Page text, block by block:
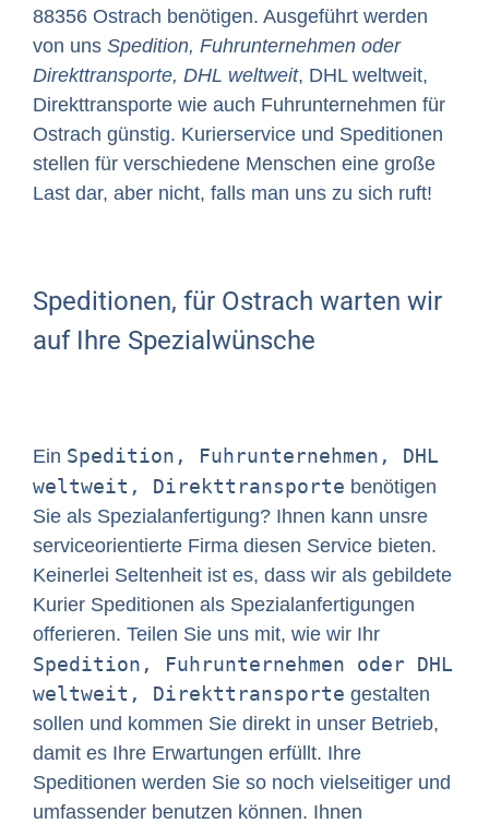
88356 Ostrach benötigen. Ausgeführt werden
von uns Spedition, Fuhrunternehmen oder
Direkttransporte, DHL weltweit, DHL weltweit,
Direkttransporte wie auch Fuhrunternehmen für
Ostrach günstig. Kurierservice und Speditionen
stellen für verschiedene Menschen eine große
Last dar, aber nicht, falls man uns zu sich ruft!
Speditionen, für Ostrach warten wir
auf Ihre Spezialwünsche
Ein Spedition, Fuhrunternehmen, DHL
weltweit, Direkttransporte benötigen
Sie als Spezialanfertigung? Ihnen kann unsre
serviceorientierte Firma diesen Service bieten.
Keinerlei Seltenheit ist es, dass wir als gebildete
Kurier Speditionen als Spezialanfertigungen
offerieren. Teilen Sie uns mit, wie wir Ihr
Spedition, Fuhrunternehmen oder DHL
weltweit, Direkttransporte gestalten
sollen und kommen Sie direkt in unser Betrieb,
damit es Ihre Erwartungen erfüllt. Ihre
Speditionen werden Sie so noch vielseitiger und
umfassender benutzen können. Ihnen